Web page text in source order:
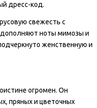
дресс-код.
свежесть с
ноты мимозы и
женственную и
огромен. Он
пряных и цветочных